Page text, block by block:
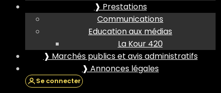
❱ Prestations
Communications
Education aux médias
La Kour 420
❱ Marchés publics et avis administratifs
❱ Annonces légales
Se connecter